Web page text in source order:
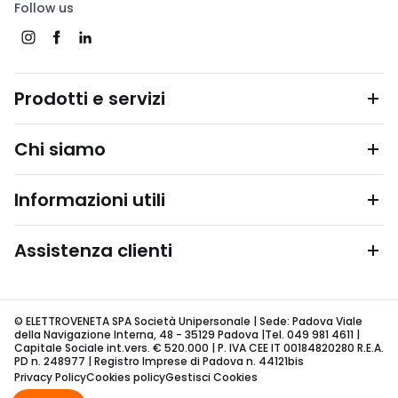
Follow us
Prodotti e servizi
Chi siamo
Informazioni utili
Assistenza clienti
© ELETTROVENETA SPA Società Unipersonale | Sede: Padova Viale
della Navigazione Interna, 48 - 35129 Padova |Tel. 049 981 4611 |
Capitale Sociale int.vers. € 520.000 | P. IVA CEE IT 00184820280 R.E.A.
PD n. 248977 | Registro Imprese di Padova n. 44121bis
Privacy PolicyCookies policyGestisci Cookies